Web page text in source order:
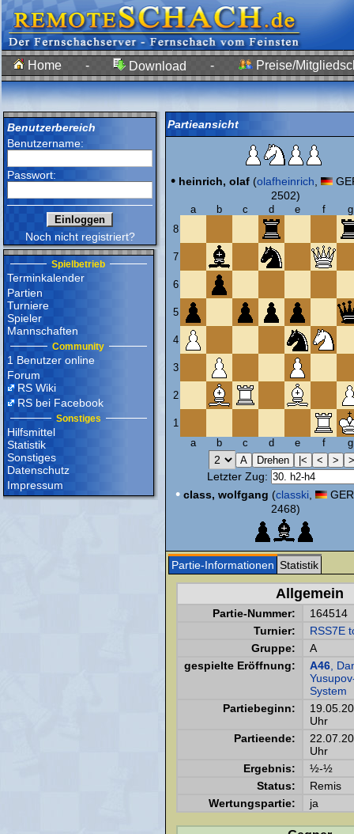
Home - Download - Preise/
Benutzerbereich
Benutzername:
Passwort:
Noch nicht registriert?
Spielbetrieb
Terminkalender
Partien
Turniere
Spieler
Mannschaften
Community
1 Benutzer online
Forum
RS Wiki
RS bei Facebook
Sonstiges
Hilfsmittel
Statistik
Sonstiges
Datenschutz
Impressum
Partieansicht
• heinrich, olaf(olafheinrich
2502)
a b c d e f
g
8
7
6
5
4
3
2
1
a
b c d e f g
Letzter Zug:
• class, wolfgang (classki
2468)
Partie-Informationen Statistik
Allgemein
Partie-Nummer:
164514
Turnier:
RSS7E
Gruppe:
A
gespielte Eröffnung:
A46 ,
System
Partiebeginn:
Uhr
Partieende:
Uhr
Ergebnis:
½-½
Status:
Remis
Wertungspartie:
ja